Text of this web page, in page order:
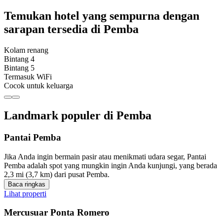
Temukan hotel yang sempurna dengan
sarapan tersedia di Pemba
Kolam renang
Bintang 4
Bintang 5
Termasuk WiFi
Cocok untuk keluarga
Landmark populer di Pemba
Pantai Pemba
Jika Anda ingin bermain pasir atau menikmati udara segar, Pantai
Pemba adalah spot yang mungkin ingin Anda kunjungi, yang berada
2,3 mi (3,7 km) dari pusat Pemba.
Baca ringkas
Lihat properti
Mercusuar Ponta Romero